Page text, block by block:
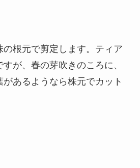
根元で剪定します。ティア
が、春の芽吹きのころに、
あるようなら株元でカット